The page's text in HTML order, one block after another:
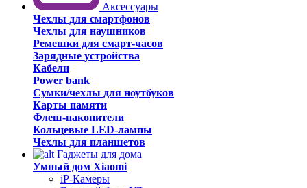
Аксессуары
Чехлы для смартфонов
Чехлы для наушников
Ремешки для смарт-часов
Зарядные устройства
Кабели
Power bank
Сумки/чехлы для ноутбуков
Карты памяти
Флеш-накопители
Кольцевые LED-лампы
Чехлы для планшетов
Гаджеты для дома
Умный дом Xiaomi
iP-Камеры